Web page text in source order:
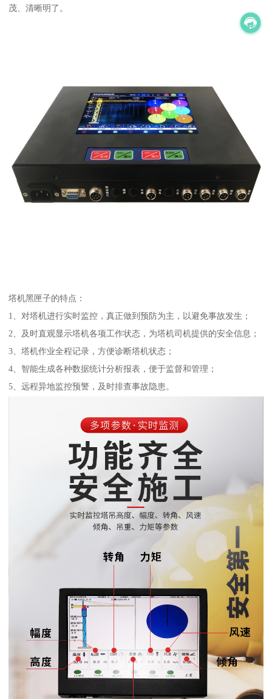
茂、清晰明了。
塔机黑匣子的特点：
1、对塔机进行实时监控，真正做到预防为主，以避免事故发生；
2、及时直观显示塔机各项工作状态，为塔机司机提供的安全信息；
3、塔机作业全程记录，方便诊断塔机状态；
4、智能生成各种数据统计分析报表，便于监督和管理；
5、远程异地监控预警，及时排查事故隐患。